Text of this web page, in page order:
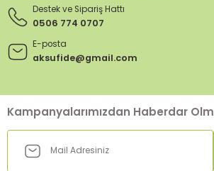
Destek ve Sipariş Hattı
0506 774 0707
E-posta
aksufide@gmail.com
Kampanyalarımızdan Haberdar